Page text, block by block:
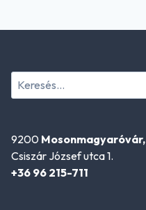
Keresés:
9200 Mosonmagyaróvár,
Csiszár József utca 1.
+36 96 215-711